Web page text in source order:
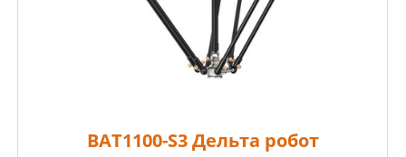
BAT1100-S3 Дельта робот